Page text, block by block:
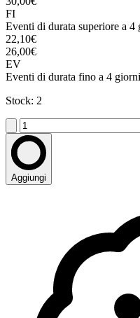
FI
Eventi di durata superiore a
22,10€
26,00€
EV
Eventi di durata fino a 4 giorni
Stock: 2
Aggiungi